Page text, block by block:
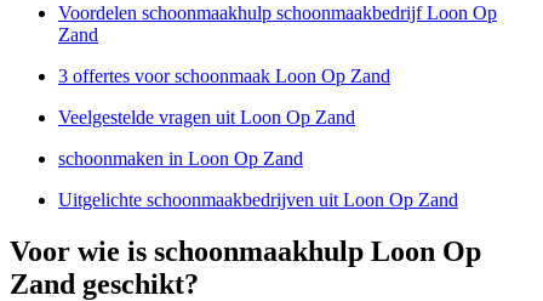
Voordelen schoonmaakhulp schoonmaakbedrijf Loon Op
Zand
3 offertes voor schoonmaak Loon Op Zand
Veelgestelde vragen uit Loon Op Zand
schoonmaken in Loon Op Zand
Uitgelichte schoonmaakbedrijven uit Loon Op Zand
Voor wie is schoonmaakhulp Loon Op
Zand geschikt?